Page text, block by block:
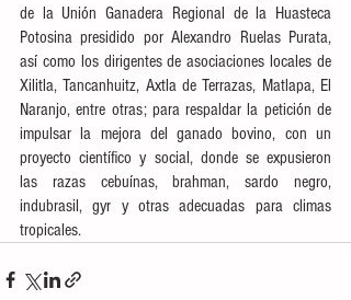
de la Unión Ganadera Regional de la Huasteca
Potosina presidido por Alexandro Ruelas Purata,
así como los dirigentes de asociaciones locales de
Xilitla, Tancanhuitz, Axtla de Terrazas, Matlapa, El
Naranjo, entre otras; para respaldar la petición de
impulsar la mejora del ganado bovino, con un
proyecto científico y social, donde se expusieron
las razas cebuínas, brahman, sardo negro,
indubrasil, gyr y otras adecuadas para climas
tropicales.